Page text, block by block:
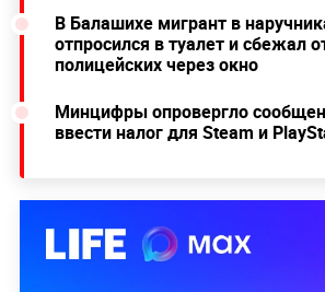
В Балашихе мигрант в
отпросился в туалет и сбежал
полицейских через окно
Минцифры опровергло
ввести налог для Steam и